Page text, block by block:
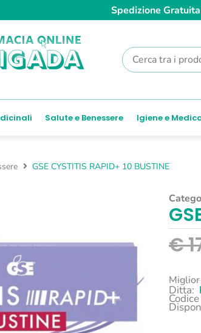
Spedizione Gratuita
Salute e Benessere Igiene e
GSE CYSTITIS RAPID+ 10 BUSTINE
€
Ditta: